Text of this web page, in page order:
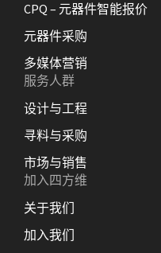
CPQ – 元器件智能报价
元器件采购
多媒体营销
服务人群
设计与工程
寻料与采购
市场与销售
加入四方维
关于我们
加入我们